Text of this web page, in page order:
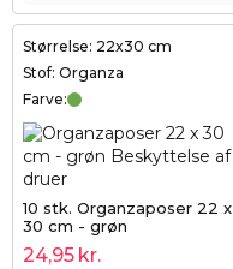
Størrelse: 22x30 cm
Stof: Organza
Farve:
10 stk. Organzaposer 22 x
30 cm - grøn
24,95 kr.